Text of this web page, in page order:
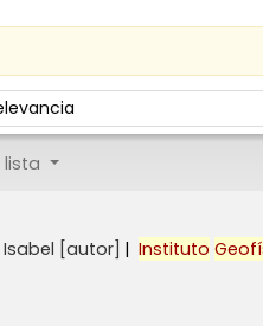
por:
lista
[autor] Instituto